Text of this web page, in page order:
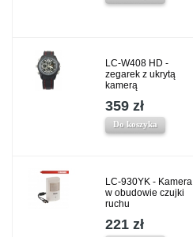
LC-W408 HD -
zegarek z ukrytą
kamerą
359 zł
Do koszyka
LC-930YK - Kamera
w obudowie czujki
ruchu
221 zł